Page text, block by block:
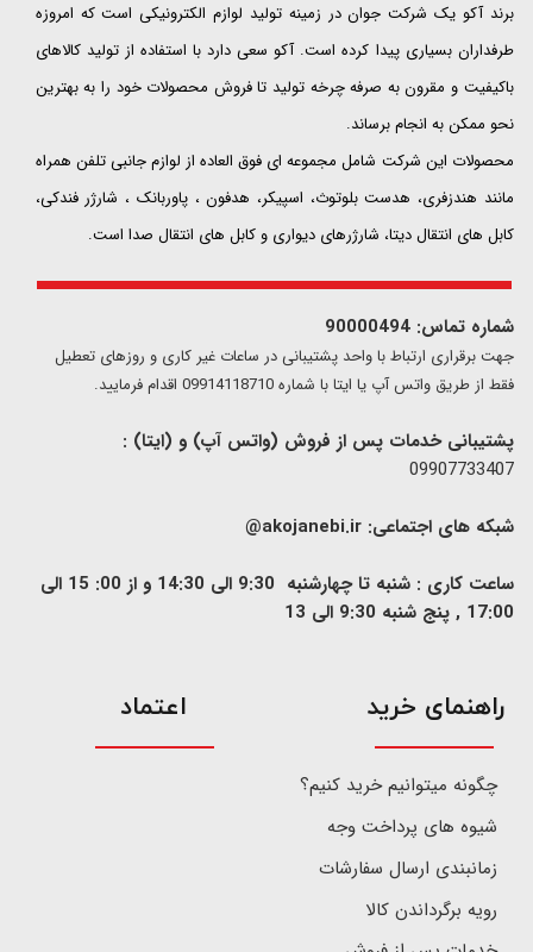
​​​​​​​برند آکو یک شرکت جوان در زمینه تولید لوازم الکترونیکی است که امروزه
طرفداران بسیاری پیدا کرده است. آکو سعی دارد با استفاده از تولید کالاهای
باکیفیت و مقرون به صرفه چرخه تولید تا فروش محصولات خود را به بهترین
نحو ممکن به انجام برساند.
محصولات این شرکت شامل مجموعه ای فوق العاده از لوازم جانبی تلفن همراه
مانند هندزفری، هدست بلوتوث، اسپیکر، هدفون ، پاوربانک ، شارژر فندکی،
کابل های انتقال دیتا، شارژرهای دیواری و کابل های انتقال صدا است.
شماره تماس: 90000494
​​جهت برقراری ارتباط با واحد پشتیبانی در ساعات غیر کاری و روزهای تعطیل
فقط از طریق واتس آپ یا ایتا با شماره 09914118710 اقدام فرمایید.
پشتیبانی خدمات پس از فروش (واتس آپ) و (ایتا) :
09907733407
شبکه های اجتماعی: akojanebi.ir@
ساعت کاری : شنبه تا چهارشنبه 9:30 الی 14:30 و از 00: 15 الی
17:00 , پنج شنبه 9:30 الی 13
​راهنمای خرید
چگونه میتوانیم خرید کنیم؟
شیوه های پرداخت وجه
زمانبندی ارسال سفارشات
رویه برگرداندن کالا
اعتماد